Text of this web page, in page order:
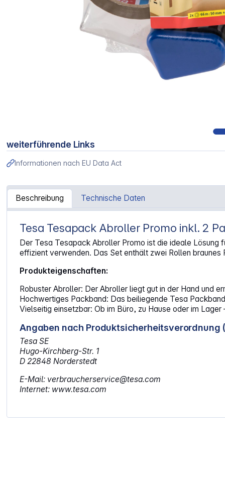
weiterführende Links
Informationen nach EU Data Act
Beschreibung Technische Daten
Artikelinformationen "Tesa Tesapack Abroller Promo
Tesa Tesapack Abroller Promo inkl. 2
Der Tesa Tesapack Abroller Promo ist die ideale Lösung
effizient verwenden. Das Set enthält zwei Rollen
Produkteigenschaften:
Robuster Abroller: Der Abroller liegt gut in der Hand und
Hochwertiges Packband: Das beiliegende Tesa
Vielseitig einsetzbar: Ob im Büro, zu Hause oder im
Angaben nach Produktsicherheitsverordnung
Tesa SE
Hugo-Kirchberg-Str. 1
D 22848 Norderstedt
E-Mail: verbraucherservice@tesa.com
Internet: www.tesa.com